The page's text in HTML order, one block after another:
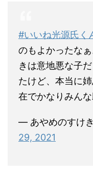
#いいね光源氏く
のもよかったな
きは意地悪な子
たけど、本当に
在でかなりみんな
— あやめのすけ
29, 2021